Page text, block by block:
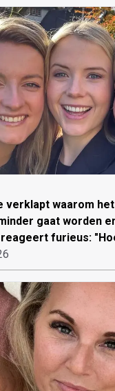
verklapt waarom
gaat worden
furieus: